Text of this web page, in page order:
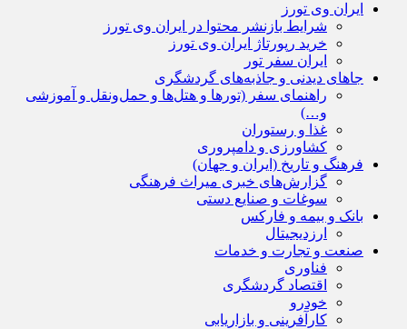
ایران وی تورز
شرایط بازنشر محتوا در ایران وی تورز
خرید رپورتاژ ایران وی تورز
ایران سفر تور
جاهای دیدنی و جاذبه‌های گردشگری
راهنمای سفر (تورها و هتل‌ها و حمل‌و‌نقل و آموزشی
و…)
غذا و رستوران
کشاورزی و دامپروری
فرهنگ و تاریخ (ایران و جهان)
گزارش‌های خبری میراث فرهنگی
سوغات و صنایع دستی
بانک و بیمه و فارکس
ارزدیجیتال
صنعت و تجارت و خدمات
فناوری
اقتصاد گردشگری
خودرو
کارآفرینی و بازاریابی